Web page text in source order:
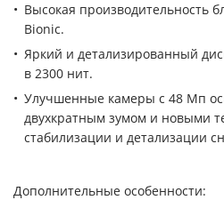
Высокая производительность
Bionic.
Яркий и детализированный
в 2300 нит.
Улучшенные камеры с 48 Мп
двухкратным зумом и новыми
стабилизации и детализации
Дополнительные особенности: